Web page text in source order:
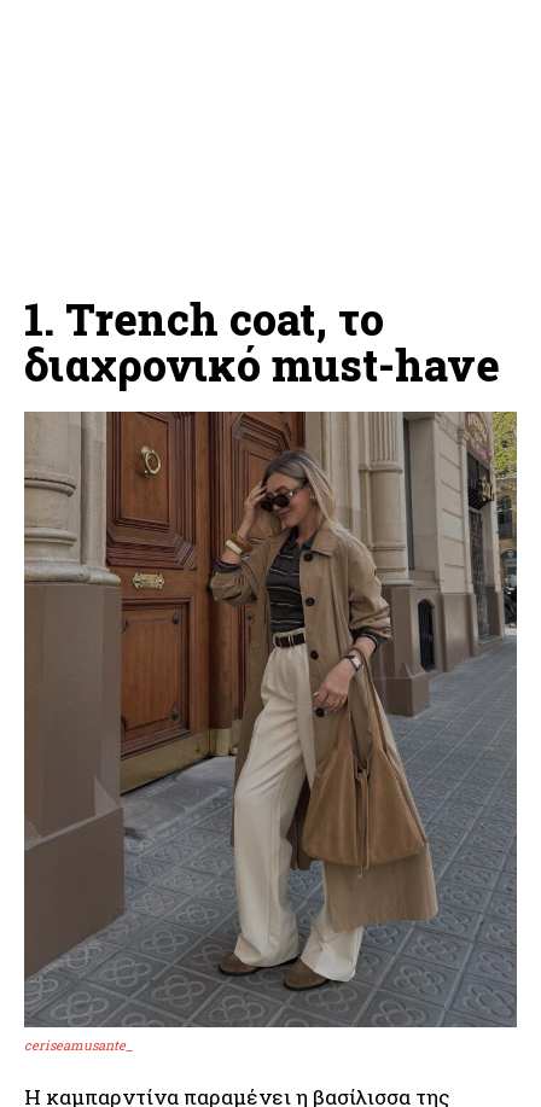
1. Trench coat, το
διαχρονικό must-have
ceriseamusante_
Η καμπαρντίνα παραμένει η βασίλισσα της